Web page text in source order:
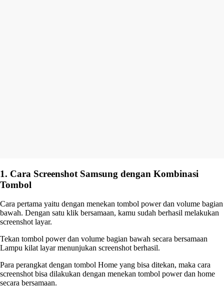
1. Cara Screenshot Samsung dengan Kombinasi
Tombol
Cara pertama yaitu dengan menekan tombol power dan volume bagian
bawah. Dengan satu klik bersamaan, kamu sudah berhasil melakukan
screenshot layar.
Tekan tombol power dan volume bagian bawah secara bersamaan
Lampu kilat layar menunjukan screenshot berhasil.
Para perangkat dengan tombol Home yang bisa ditekan, maka cara
screenshot bisa dilakukan dengan menekan tombol power dan home
secara bersamaan.